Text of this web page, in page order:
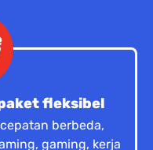
fleksibel
berbeda,
gaming, kerja